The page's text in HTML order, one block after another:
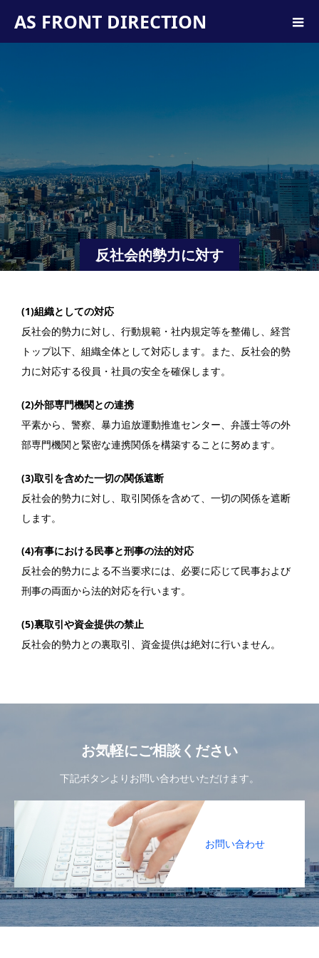
AS FRONT DIRECTION
反社会的勢力に対す
(1)組織としての対応
反社会的勢力に対し、行動規範・社内規定等を整備し、経営
トップ以下、組織全体として対応します。また、反社会的勢
力に対応する役員・社員の安全を確保します。
(2)外部専門機関との連携
平素から、警察、暴力追放運動推進センター、弁護士等の外
部専門機関と緊密な連携関係を構築することに努めます。
(3)取引を含めた一切の関係遮断
反社会的勢力に対し、取引関係を含めて、一切の関係を遮断
します。
(4)有事における民事と刑事の法的対応
反社会的勢力による不当要求には、必要に応じて民事および
刑事の両面から法的対応を行います。
(5)裏取引や資金提供の禁止
反社会的勢力との裏取引、資金提供は絶対に行いません。
お気軽にご相談ください
下記ボタンよりお問い合わせいただけます。
お問い合わせ